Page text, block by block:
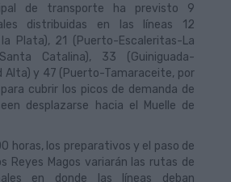
de transporte ha previsto 9
distribuidas en las líneas 12
Plata), 21 (Puerto-Escaleritas-La
Catalina), 33 (Guiniguada-
Alta) y 47 (Puerto-Tamaraceite, por
cubrir los picos de demanda de
desplazarse hacia el Muelle de
horas, los preparativos y el paso de
Reyes Magos variarán las rutas de
en donde las líneas deban